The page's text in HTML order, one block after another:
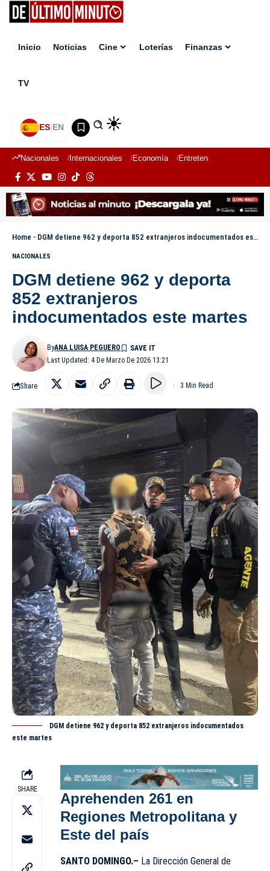
Inicio Noticias Cine Loterías Finanzas
TV
ES|EN
Nacionales Internacionales Economía Entretenimiento
Home - DGM detiene 962 y deporta 852 extranjeros indocumentados este martes
NACIONALES
DGM detiene 962 y deporta
852 extranjeros
indocumentados este martes
Last Updated: 4 De Marzo De 2026 13:21
ByANA LUISA PEGUERO
Share 3 Min Read
DGM detiene 962 y deporta 852 extranjeros indocumentados
este martes
SHARE
Aprehenden 261 en
Regiones Metropolitana y
Este del país
SANTO DOMINGO.– La Dirección General de